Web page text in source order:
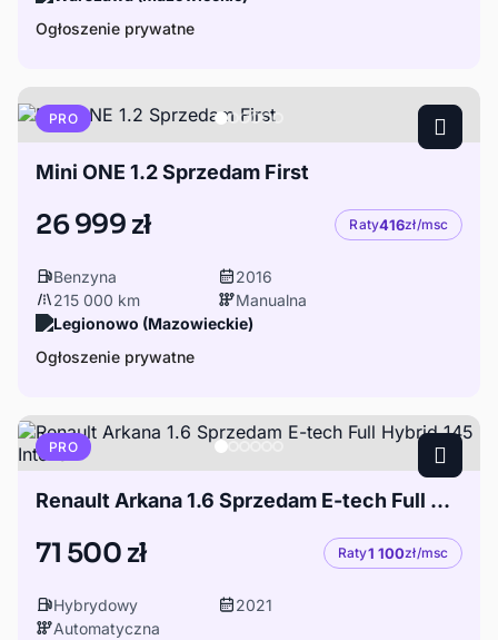
Ogłoszenie prywatne
PRO
Mini ONE 1.2 Sprzedam First
26 999 zł Raty416zł/msc
Benzyna
2016
215 000 km
Manualna
Legionowo (Mazowieckie)
Ogłoszenie prywatne
PRO
Renault Arkana 1.6 Sprzedam E-tech Full Hybrid 145 Intens
71 500 zł Raty1 100zł/msc
Hybrydowy
2021
Automatyczna